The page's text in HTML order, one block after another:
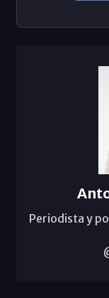
Periodista y